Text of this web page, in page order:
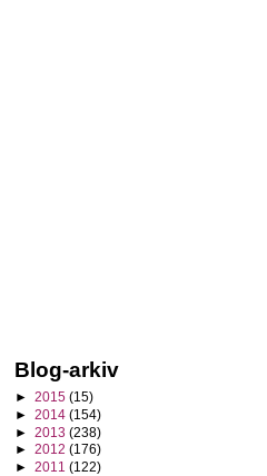
Blog-arkiv
► 2015 (15)
► 2014 (154)
► 2013 (238)
► 2012 (176)
► 2011 (122)